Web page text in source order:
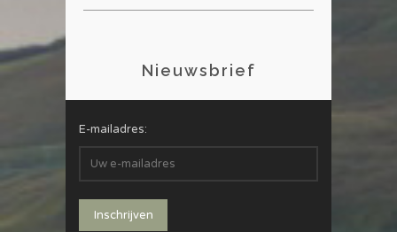
Nieuwsbrief
E-mailadres: